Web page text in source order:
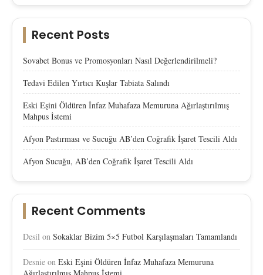
Recent Posts
Sovabet Bonus ve Promosyonları Nasıl Değerlendirilmeli?
Tedavi Edilen Yırtıcı Kuşlar Tabiata Salındı
Eski Eşini Öldüren İnfaz Muhafaza Memuruna Ağırlaştırılmış
Mahpus İstemi
Afyon Pastırması ve Sucuğu AB’den Coğrafik İşaret Tescili Aldı
Afyon Sucuğu, AB’den Coğrafik İşaret Tescili Aldı
Recent Comments
Desil on Sokaklar Bizim 5×5 Futbol Karşılaşmaları Tamamlandı
Desnie on Eski Eşini Öldüren İnfaz Muhafaza Memuruna